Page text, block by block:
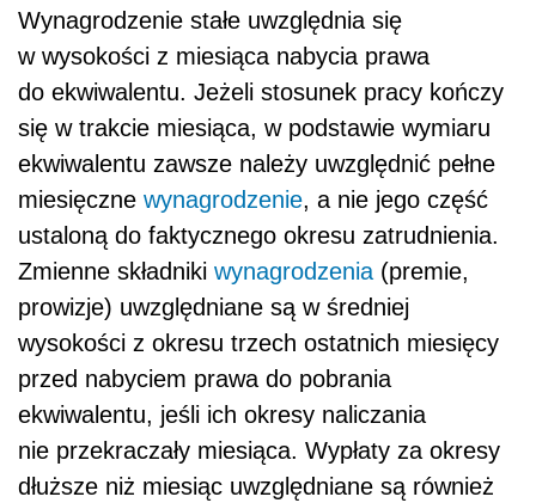
Wynagrodzenie stałe uwzględnia się
w wysokości z miesiąca nabycia prawa
do ekwiwalentu. Jeżeli stosunek pracy kończy
się w trakcie miesiąca, w podstawie wymiaru
ekwiwalentu zawsze należy uwzględnić pełne
miesięczne wynagrodzenie, a nie jego część
ustaloną do faktycznego okresu zatrudnienia.
Zmienne składniki wynagrodzenia (premie,
prowizje) uwzględniane są w średniej
wysokości z okresu trzech ostatnich miesięcy
przed nabyciem prawa do pobrania
ekwiwalentu, jeśli ich okresy naliczania
nie przekraczały miesiąca. Wypłaty za okresy
dłuższe niż miesiąc uwzględniane są również